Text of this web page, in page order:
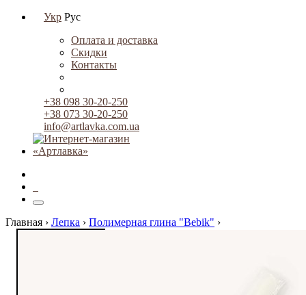
Укр Рус
Оплата и доставка
Скидки
Контакты
+38 098 30-20-250
+38 073 30-20-250
info@artlavka.com.ua
Главная › Лепка › Полимерная глина "Bebik" ›